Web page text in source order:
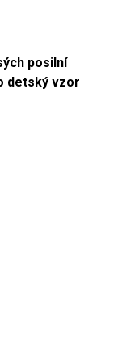
posilní
detský vzor